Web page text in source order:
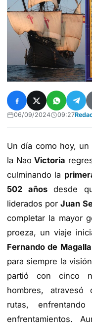
06/09/2024 09:27
Un día como hoy, un
la NaoVictoria
culminando la
502 añosdesde
liderados porJuan
completar la mayor
proeza, un viaje
Fernando de
para siempre la
partió con cinco
hombres, atravesó
rutas,
enfrentamientos.